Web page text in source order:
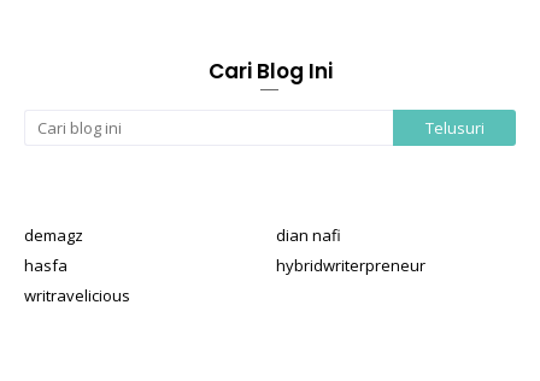
Cari Blog Ini
demagz
dian nafi
hasfa
hybridwriterpreneur
writravelicious